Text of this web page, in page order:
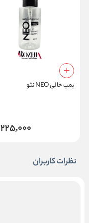
پمپ خالی NEO نئو
225,000
نظرات کاربران